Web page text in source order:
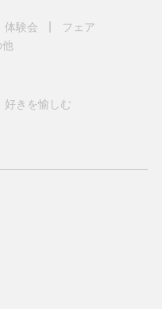
体験会
フェア
他
好きを愉しむ